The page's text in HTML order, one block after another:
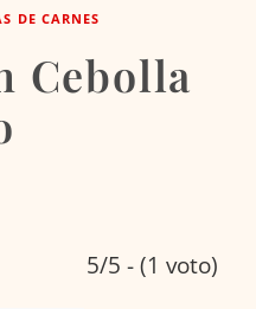
DE CARNES
Cebolla
5/5 - (1 voto)